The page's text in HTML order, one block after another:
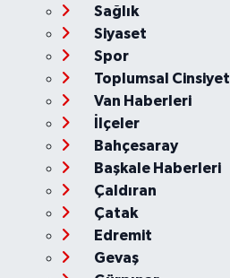
Sağlık
Siyaset
Spor
Toplumsal Cinsiyet
Van Haberleri
İlçeler
Bahçesaray
Başkale Haberleri
Çaldıran
Çatak
Edremit
Gevaş